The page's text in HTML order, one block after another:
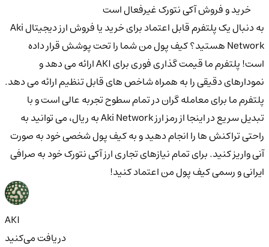
خرید و فروش آکی نتورک غیرفعال است
به دنبال یک پلتفرم قابل اعتماد برای خرید یا فروش ارز دیجیتال Aki
Network هستید؟ کیف پول من شما را تحت پوشش قرار داده
است! پلتفرم ما قیمت گذاری فوری برای AKI ارائه می دهد و
نمودارهای دقیقی را به همراه شاخص های قابل تنظیم ارائه می دهد.
پلتفرم ما برای معامله گران در تمام سطوح تجربه عالی است و با
تبدیل سریع در اینجا از رمز ارز Aki Network به ریال، می توانید به
راحتی تراکنش ها را انجام دهید و به کیف پول شخصی خود به صورت
آنی واریز کنید. برای تمام نیازهای تجاری ارز آکی نتورک خود به صرافی
ایرانی و رسمی کیف پول من اعتماد کنید!
AKI
دریافت می‌کنید